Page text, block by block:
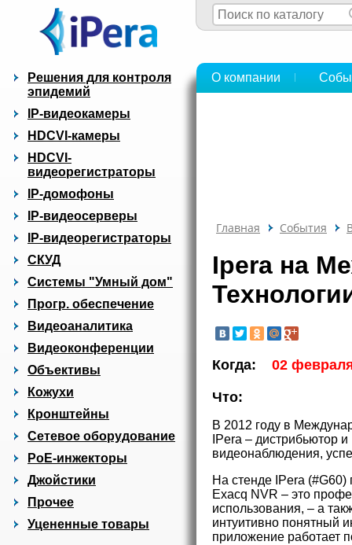
Решения для контроля
эпидемий
IP-видеокамеры
HDCVI-камеры
HDCVI-
видеорегистраторы
IP-домофоны
IP-видеосерверы
IP-видеорегистраторы
СКУД
Системы "Умный дом"
Прогр. обеспечение
Видеоаналитика
Видеоконференции
Объективы
Кожухи
Кронштейны
Сетевое оборудование
PoE-инжекторы
Джойстики
Прочее
Уцененные товары
О компании
Главная События
Ipera на
Когда: 02
Что:
В 2012 году в
IPera – дистрибьютор
видеонаблюдения,
На стенде IPera (#G60)
Exacq NVR – это
использования, – а
интуитивно понятный
приложение работает